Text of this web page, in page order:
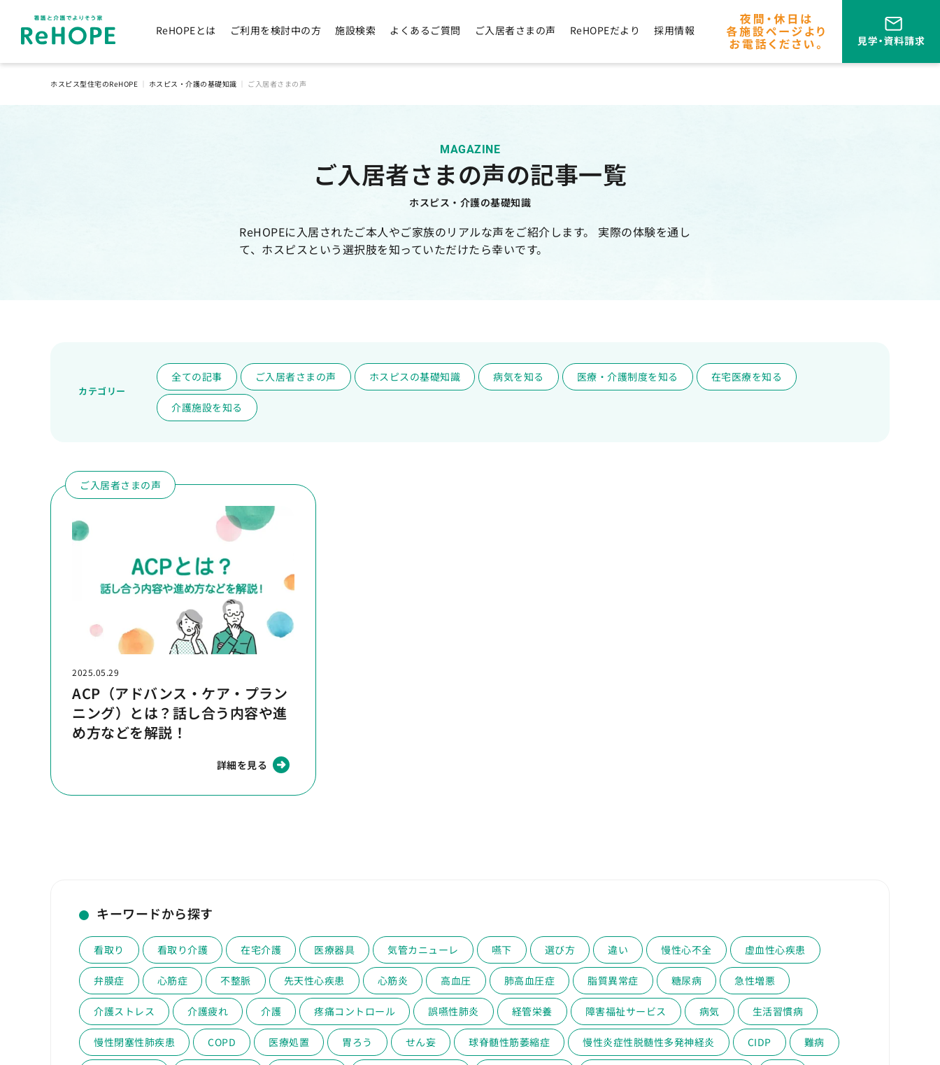
ReHOPEとは ご利用を検討中の方 施設検索 よくあるご質問 ご入居者さまの声 ReHOPEだより 採用情報
ホスピス型住宅のReHOPE ホスピス・介護の基礎知識 ご入居者さまの声
MAGAZINE
ご入居者さまの声の記事一覧
ホスピス・介護の基礎知識
ReHOPEに入居されたご本人やご家族のリアルな声をご紹介します。 実際の体験を通し
て、ホスピスという選択肢を知っていただけたら幸いです。
カテゴリー
全ての記事 ご入居者さまの声 ホスピスの基礎知識 病気を知る 医療・介護制度を知る 在宅医療を知る
介護施設を知る
ご入居者さまの声
2025.05.29
ACP（アドバンス・ケア・プラン
ニング）とは？話し合う内容や進
め方などを解説！
詳細を見る
キーワードから探す
看取り 看取り介護 在宅介護 医療器具 気管カニューレ 嚥下 選び方 違い 慢性心不全 虚血性心疾患
弁膜症 心筋症 不整脈 先天性心疾患 心筋炎 高血圧 肺高血圧症 脂質異常症 糖尿病 急性増悪
介護ストレス 介護疲れ 介護 疼痛コントロール 誤嚥性肺炎 経管栄養 障害福祉サービス 病気 生活習慣病
慢性閉塞性肺疾患 COPD 医療処置 胃ろう せん妄 球脊髄性筋萎縮症 慢性炎症性脱髄性多発神経炎 CIDP 難病